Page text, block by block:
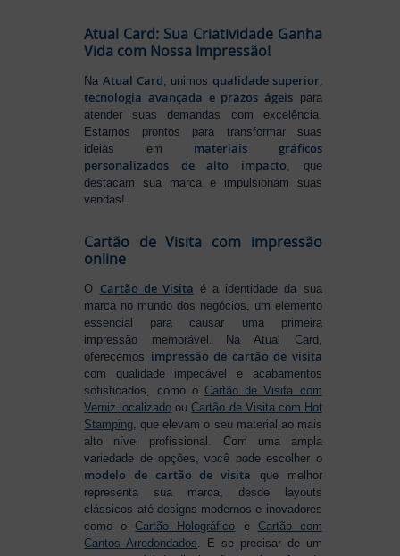
Atual Card: Sua Criatividade Ganha
Vida com Nossa Impressão!
Na Atual Card , unimos qualidade superior,
tecnologia avançada e prazos ágeispara
atender suas demandas com excelência.
Estamos prontos para transformar suas
ideias em materiais gráficos
personalizados de alto impacto , que
destacam sua marca e impulsionam suas
vendas!
Cartão de Visita com impressão
online
O Cartão de Visita é a identidade da sua
marca no mundo dos negócios, um elemento
essencial para causar uma primeira
impressão memorável. Na Atual Card,
oferecemos impressão de cartão de visita
com qualidade impecável e acabamentos
sofisticados, como o Cartão de Visita com
Verniz localizado ouCartão de Visita com Hot
Stamping, que elevam o seu material ao mais
alto nível profissional. Com uma ampla
variedade de opções, você pode escolher o
modelo de cartão de visita que melhor
representa sua marca, desde layouts
clássicos até designs modernos e inovadores
como oCartão Holográfico e Cartão com
Cantos Arredondados. E se precisar de um